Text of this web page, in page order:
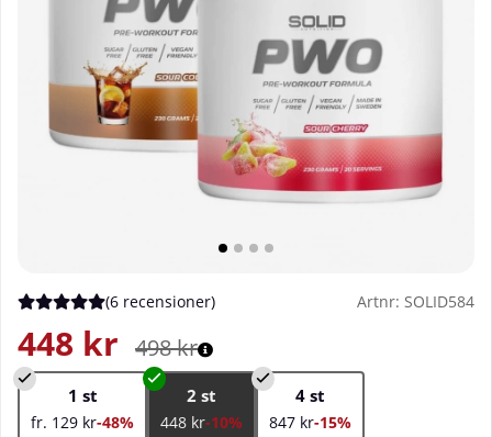
Medelbetyg 5 av 5 Antal betyg 6
(6 recensioner) Artnr: SOLID584
498kr
448 kr
1 st
fr. 129 kr-48%
2 st
448 kr-10%
4 st
847 kr-15%